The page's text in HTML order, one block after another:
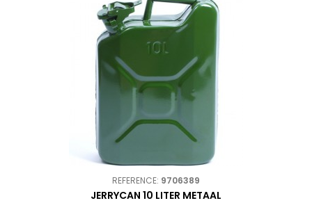
REFERENCE: 9706389
JERRYCAN 10 LITER METAAL